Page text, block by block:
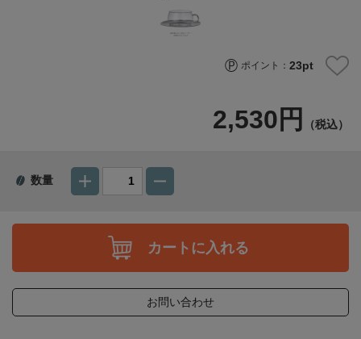
ポイント：23pt
2,530円 （税込）
数量
カートに入れる
お問い合わせ